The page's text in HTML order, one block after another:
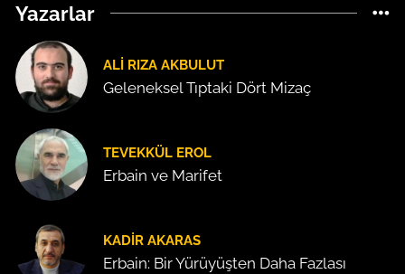
Yazarlar
ALI RIZA AKBULUT
Geleneksel Tıptaki Dört Mizaç
TEVEKKÜL EROL
Erbain ve Marifet
KADIR AKARAS
Erbain: Bir Yürüyüşten Daha Fazlası